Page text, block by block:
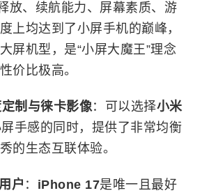
放、续航能力、屏幕素质、游
上均达到了小屏手机的巅峰，
屏机型，是“小屏大魔王”理念
价比极高。
制与徕卡影像：可以选择小米
手感的同时，提供了非常均衡
的生态互联体验。
户 ： iPhone 17是唯一且最好